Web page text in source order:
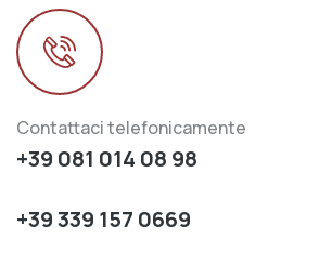
Contattaci telefonicamente
+39 081 014 08 98
+39 339 157 0669